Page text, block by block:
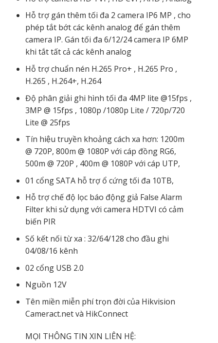
Hỗ trợ gán thêm tối đa 2 camera IP6 MP , cho
phép tắt bớt các kênh analog để gán thêm
camera IP. Gán tối đa 6/12/24 camera IP 6MP
khi tắt tất cả các kênh analog
Hỗ trợ chuẩn nén H.265 Pro+ , H.265 Pro ,
H.265 , H.264+, H.264
Độ phân giải ghi hình tối đa 4MP lite @15fps ,
3MP @ 15fps , 1080p /1080p Lite / 720p/720
Lite @ 25fps
Tín hiệu truyền khoảng cách xa hơn: 1200m
@ 720P, 800m @ 1080P với cáp đồng RG6,
500m @ 720P , 400m @ 1080P với cáp UTP,
01 cổng SATA hỗ trợ ổ cứng tối đa 10TB,
Hỗ trợ chế độ lọc báo động giả False Alarm
Filter khi sử dụng với camera HDTVI có cảm
biến PIR
Số kết nối từ xa : 32/64/128 cho đầu ghi
04/08/16 kênh
02 cổng USB 2.0
Nguồn 12V
Tên miền miễn phí trọn đời của Hikvision
Cameract.net và HikConnect
MỌI THÔNG TIN XIN LIÊN HỆ: